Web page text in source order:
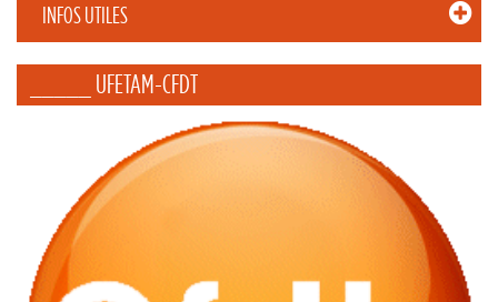
INFOS UTILES
_____ UFETAM-CFDT